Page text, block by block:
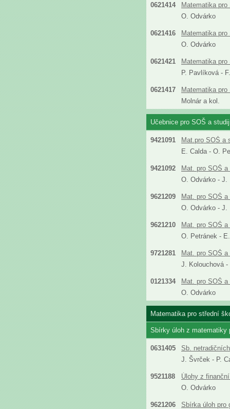
0621414
Matematika
O. Odvárko
0621416
Matematika
O. Odvárko
0621421
Matematika
P. Pavlíková -
0621417
Matematika
Molnár a kol.
Učebnice pro SOŠ a
9421091
Mat.pro SOŠ a
E. Calda - O.
9421092
Mat. pro SOŠ
O. Odvárko - J.
9621209
Mat. pro SOŠ
O. Odvárko - J.
9621210
Mat. pro SOŠ
O. Petránek -
9721281
Mat. pro SOŠ
J. Kolouchová -
0121334
Mat. pro SOŠ
O. Odvárko
Matematika pro střední
Sbírky úloh z matematiky
0631405
Sb.
J. Švrček - P.
9521188
Úlohy z
O. Odvárko
9621206
Sbírka úloh pro